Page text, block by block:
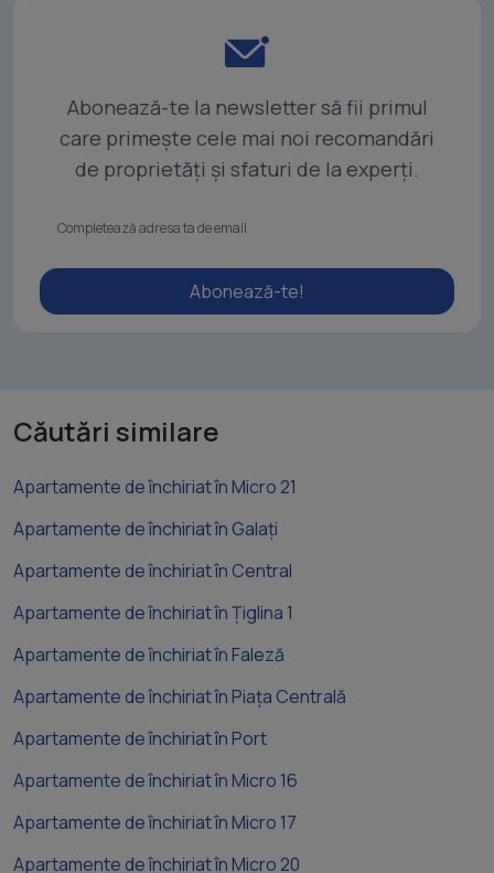
Abonează-te la newsletter să fii primul
care primește cele mai noi recomandări
de proprietăți și sfaturi de la experți.
Abonează-te!
Căutări similare
Apartamente de închiriat în Micro 21
Apartamente de închiriat în Galați
Apartamente de închiriat în Central
Apartamente de închiriat în Țiglina 1
Apartamente de închiriat în Faleză
Apartamente de închiriat în Piața Centrală
Apartamente de închiriat în Port
Apartamente de închiriat în Micro 16
Apartamente de închiriat în Micro 17
Apartamente de închiriat în Micro 20